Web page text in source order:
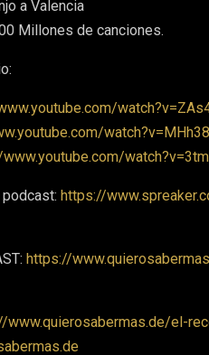
a Valencia
Millones de canciones.
https://
https://
www.quierosabermas.de/el-